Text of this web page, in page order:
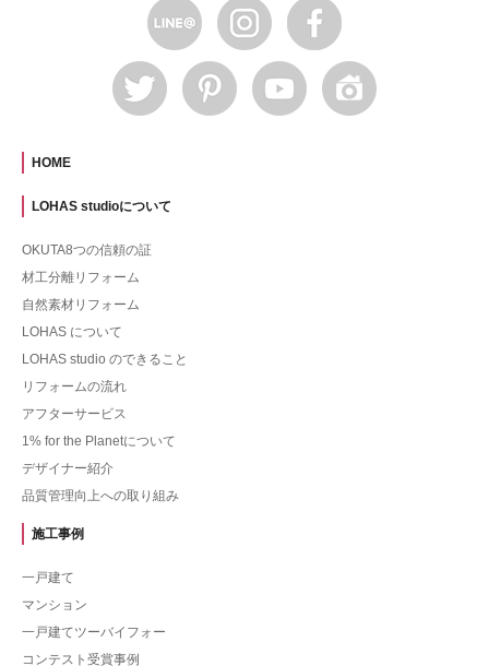
HOME
LOHAS studioについて
OKUTA8つの信頼の証
材工分離リフォーム
自然素材リフォーム
LOHAS について
LOHAS studio のできること
リフォームの流れ
アフターサービス
1% for the Planetについて
デザイナー紹介
品質管理向上への取り組み
施工事例
一戸建て
マンション
一戸建てツーバイフォー
コンテスト受賞事例